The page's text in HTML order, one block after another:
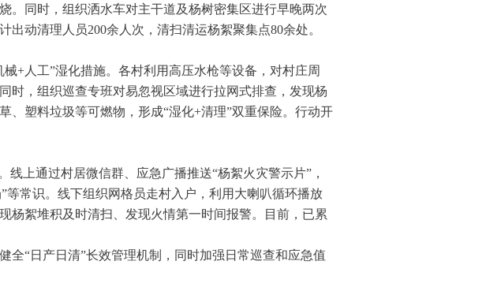
。同时，组织洒水车对主干道及杨树密集区进行早晚两次
动清理人员200余人次，清扫清运杨絮聚集点80余处。
+人工”湿化措施。各村利用高压水枪等设备，对村庄周
时，组织巡查专班对易忽视区域进行拉网式排查，发现杨
、塑料垃圾等可燃物，形成“湿化+清理”双重保险。行动开
上通过村居微信群、应急广播推送“杨絮火灾警示片”，
等常识。线下组织网格员走村入户，利用大喇叭循环播放
杨絮堆积及时清扫、发现火情第一时间报警。目前，已累
全“日产日清”长效管理机制，同时加强日常巡查和应急值